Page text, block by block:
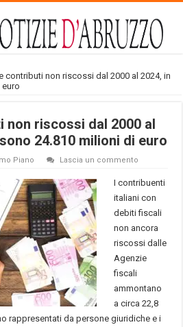
contributi non riscossi dal 2000 al 2024, in
non riscossi dal 2000 al
24.810 milioni di euro
Piano Lascia un commento
I contribuenti
italiani con
debiti fiscali
non ancora
riscossi dalle
Agenzie
fiscali
ammontano
a circa 22,8
rappresentati da persone giuridiche e i